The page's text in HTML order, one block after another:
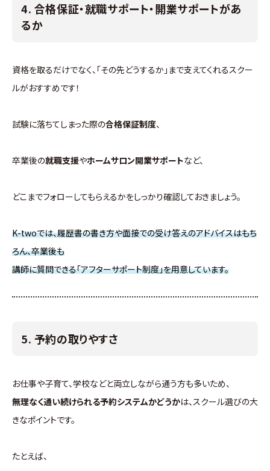
4. 合格保証・就職サポート・開業サポートがあ
るか
資格を取るだけでなく、「その先どうするか」まで支えてくれるスクー
ルがおすすめです！
試験に落ちてしまった際の合格保証制度、
卒業後の就職支援やホームサロン開業サポートなど、
どこまでフォローしてもらえるかをしっかり確認しておきましょう。
K-twoでは、履歴書の書き方や面接での受け答えのアドバイスはもち
ろん、卒業後も
講師に質問できる「アフターサポート制度」を用意しています。
5. 予約の取りやすさ
お仕事や子育て、学校などと両立しながら通う方も多いため、
無理なく通い続けられる予約システムかどうかは、スクール選びの大
きなポイントです。
たとえば、